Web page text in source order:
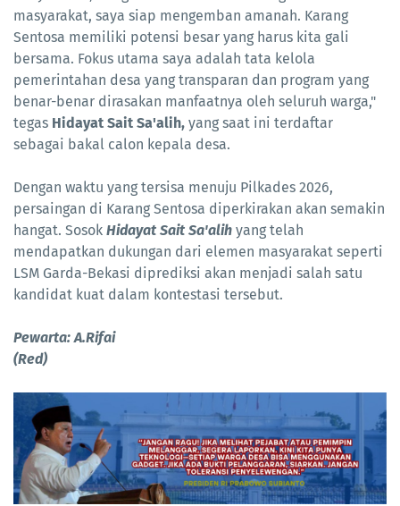
masyarakat, saya siap mengemban amanah. Karang
Sentosa memiliki potensi besar yang harus kita gali
bersama. Fokus utama saya adalah tata kelola
pemerintahan desa yang transparan dan program yang
benar-benar dirasakan manfaatnya oleh seluruh warga,"
tegas Hidayat Sait Sa'alih, yang saat ini terdaftar
sebagai bakal calon kepala desa.
Dengan waktu yang tersisa menuju Pilkades 2026,
persaingan di Karang Sentosa diperkirakan akan semakin
hangat. Sosok Hidayat Sait Sa'alih yang telah
mendapatkan dukungan dari elemen masyarakat seperti
LSM Garda-Bekasi diprediksi akan menjadi salah satu
kandidat kuat dalam kontestasi tersebut.
Pewarta: A.Rifai
(Red)